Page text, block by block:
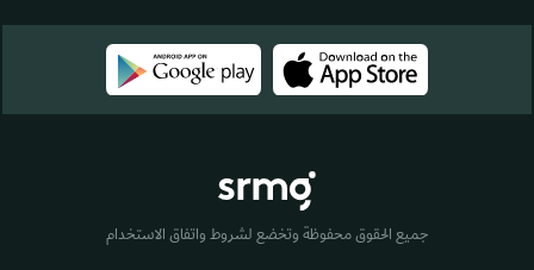
جميع الحقوق محفوظة وتخضع لشروط واتفاق الاستخدام